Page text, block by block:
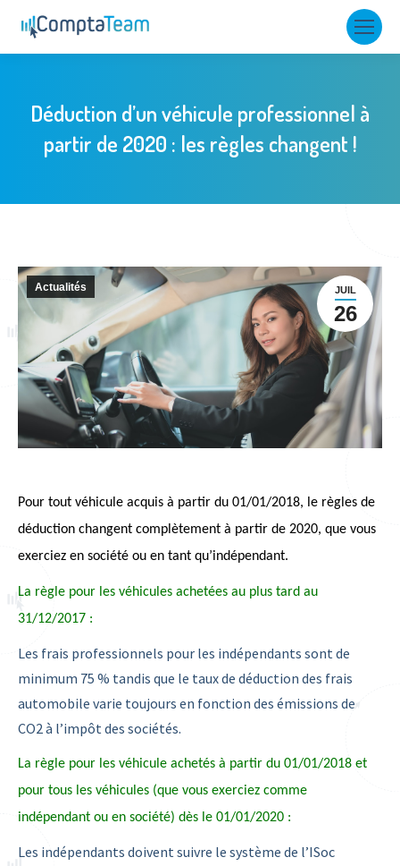
Déduction d’un véhicule professionnel à
partir de 2020 : les règles changent !
JUIL
26
Actualités
Pour tout véhicule acquis à partir du 01/01/2018, le règles de
déduction changent complètement à partir de 2020, que vous
exerciez en société ou en tant qu’indépendant.
La règle pour les véhicules achetées au plus tard au
31/12/2017 :
Les frais professionnels pour les indépendants sont de
minimum 75 % tandis que le taux de déduction des frais
automobile varie toujours en fonction des émissions de
CO2 à l’impôt des sociétés.
La règle pour les véhicule achetés à partir du 01/01/2018 et
pour tous les véhicules (que vous exerciez comme
indépendant ou en société) dès le 01/01/2020 :
Les indépendants doivent suivre le système de l’ISoc